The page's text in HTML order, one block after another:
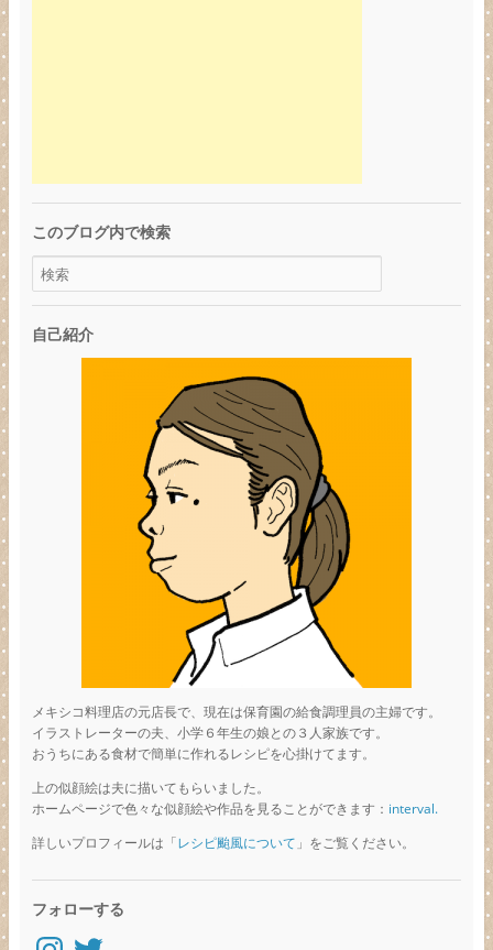
このブログ内で検索
自己紹介
メキシコ料理店の元店長で、現在は保育園の給食調理員の主婦です。
イラストレーターの夫、小学６年生の娘との３人家族です。
おうちにある食材で簡単に作れるレシピを心掛けてます。
上の似顔絵は夫に描いてもらいました。
ホームページで色々な似顔絵や作品を見ることができます： interval.
詳しいプロフィールは「レシピ颱風について 」をご覧ください。
フォローする
Instagram
Twitter